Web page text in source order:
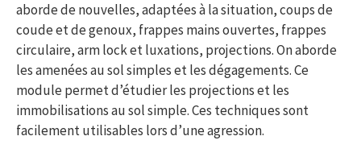
aborde de nouvelles, adaptées à la situation, coups de
coude et de genoux, frappes mains ouvertes, frappes
circulaire, arm lock et luxations, projections. On aborde
les amenées au sol simples et les dégagements. Ce
module permet d’étudier les projections et les
immobilisations au sol simple. Ces techniques sont
facilement utilisables lors d’une agression.